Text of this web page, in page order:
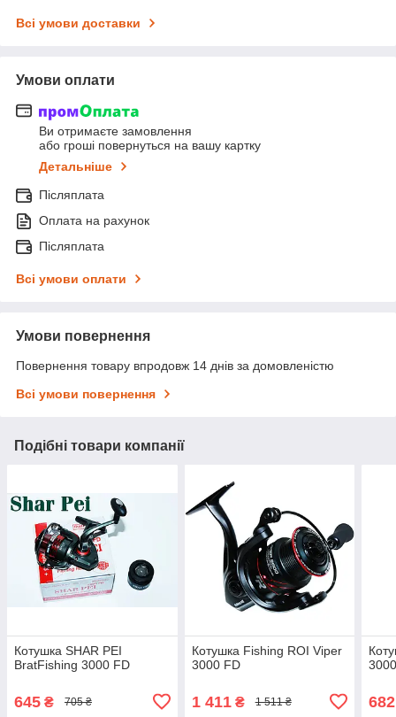
Всі умови доставки
Умови оплати
Ви отримаєте замовлення
або гроші повернуться на вашу картку
Детальніше
Післяплата
Оплата на рахунок
Післяплата
Всі умови оплати
Умови повернення
Повернення товару впродовж 14 днів за домовленістю
Всі умови повернення
Подібні товари компанії
Котушка SHAR PEI
BratFishing 3000 FD
645 ₴ 705 ₴
Котушка Fishing ROI Viper
3000 FD
1 411₴ 1 511 ₴ 682